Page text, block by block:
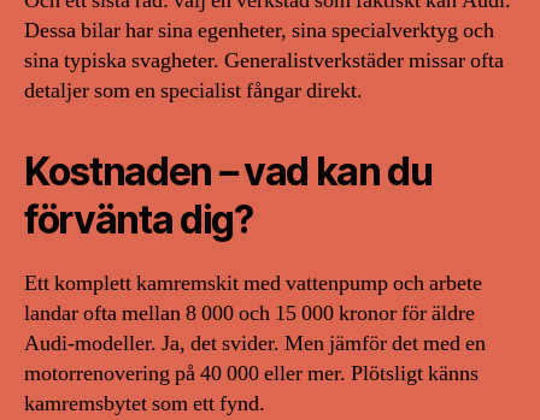
Dessa bilar har sina egenheter, sina specialverktyg och
sina typiska svagheter. Generalistverkstäder missar ofta
detaljer som en specialist fångar direkt.
Kostnaden – vad kan du
förvänta dig?
Ett komplett kamremskit med vattenpump och arbete
landar ofta mellan 8 000 och 15 000 kronor för äldre
Audi-modeller. Ja, det svider. Men jämför det med en
motorrenovering på 40 000 eller mer. Plötsligt känns
kamremsbytet som ett fynd.